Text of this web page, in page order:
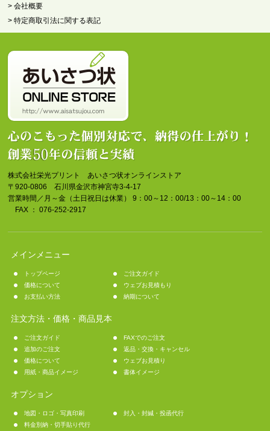
> 会社概要
> 特定商取引法に関する表記
株式会社栄光プリント あいさつ状オンラインストア
〒920-0806 石川県金沢市神宮寺3-4-17
営業時間／月～金（土日祝日は休業） 9：00～12：00/13：00～14：00
FAX ： 076-252-2917
メインメニュー
トップページ
ご注文ガイド
価格について
ウェブお見積もり
お支払い方法
納期について
注文方法・価格・商品見本
ご注文ガイド
FAXでのご注文
追加のご注文
返品・交換・キャンセル
価格について
ウェブお見積り
用紙・商品イメージ
書体イメージ
オプション
地図・ロゴ・写真印刷
封入・封緘・投函代行
料金別納・切手貼り代行